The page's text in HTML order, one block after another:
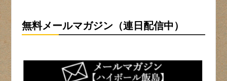
無料メールマガジン（連日配信中）